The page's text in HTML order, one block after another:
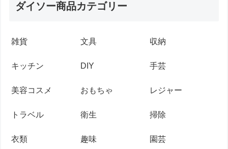
ダイソー商品カテゴリー
雑貨 文具 収納
キッチン DIY 手芸
美容コスメ おもちゃ レジャー
トラベル 衛生 掃除
衣類 趣味 園芸